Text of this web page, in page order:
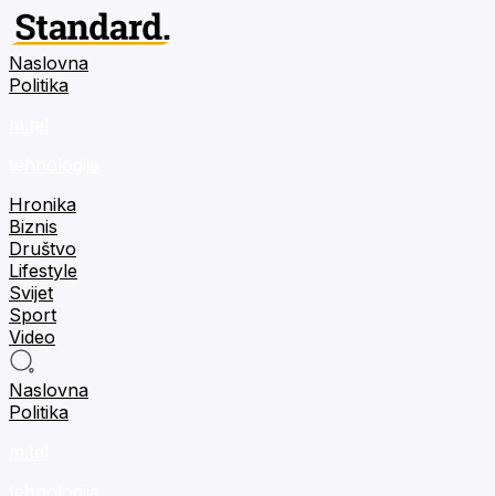
Naslovna
Politika
Hronika
Biznis
Društvo
Lifestyle
Svijet
Sport
Video
Naslovna
Politika